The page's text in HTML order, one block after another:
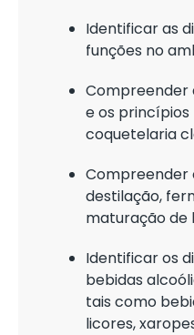
Identificar as
funções no
Compreender
e os princípios
coquetelaria
Compreender
destilação,
maturação de
Identificar os
bebidas
tais como
licores,